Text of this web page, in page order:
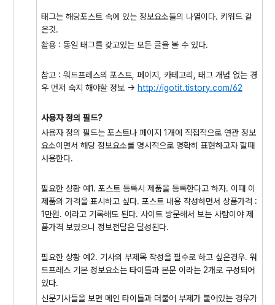
태그는 해당포스트 속에 있는 정보요소들의 나열이다. 키워드 같
은것.
활용 : 동일 태그를 갖고있는 모든 글을 볼 수 있다.
참고 : 워드프레스의 포스트, 페이지, 카테고리, 태그 개념 없는 경
우 먼저 숙지 해야할 정보 -> http://igotit.tistory.com/62
사용자 정의 필드?
사용자 정의 필드는 포스트나 페이지 1개에 직접적으로 연관 정보
요소이면서 해당 정보요소를 명시적으로 명확히 표현하고자 할때
사용한다.
필요한 상황 예1. 포스트 등록시 제품을 등록한다고 하자. 이때 이
제품의 가격을 표시하고 싶다. 포스트 내용 작성하면서 상품가격 :
1만원. 이라고 기록해도 된다. 사이트 방문해서 보는 사람이야 제
품가격 보였으니 정보전달은 달성된다.
필요한 상황 예2. 기사의 부제목 작성을 필수로 하고 싶은경우. 워
드프레스 기본 정보요소는 타이틀과 본문 이라는 2개로 구성되어
있다.
신문기사들을 보면 메인 타이틀과 더불어 부제가 붙어있는 경우가